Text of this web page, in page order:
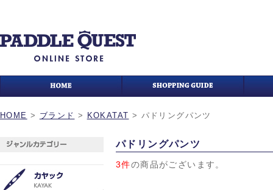
HOME > ブランド > KOKATAT > パドリングパンツ
パドリングパンツ
3件の商品がございます。